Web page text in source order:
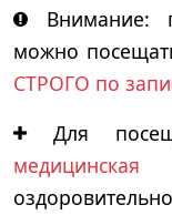
Внимание:
можно
СТРОГО по
Для
медицинская